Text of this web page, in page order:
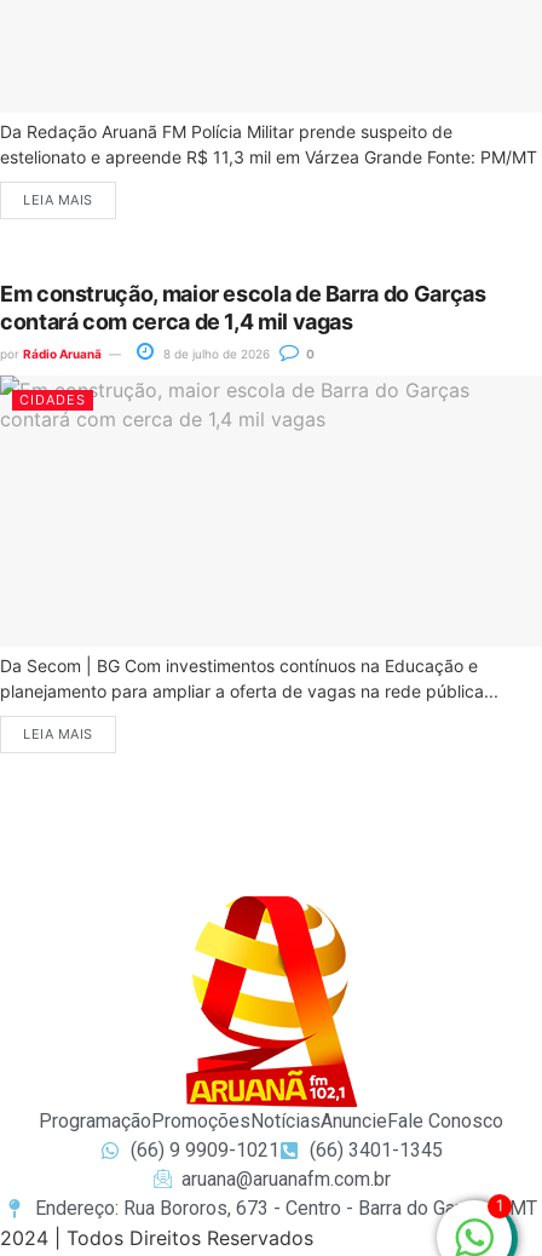
Da Redação Aruanã FM Polícia Militar prende suspeito de
estelionato e apreende R$ 11,3 mil em Várzea Grande Fonte: PM/MT
LEIA MAIS
Em construção, maior escola de Barra do Garças
contará com cerca de 1,4 mil vagas
por Rádio Aruanã 8 de julho de 2026 0
CIDADES
Da Secom | BG Com investimentos contínuos na Educação e
planejamento para ampliar a oferta de vagas na rede pública...
LEIA MAIS
Programação Promoções NotíciasAnuncie Fale Conosco
(66) 9 9909-1021
(66) 3401-1345
aruana@aruanafm.com.br
Endereço: Rua Bororos, 673 - Centro - Barra do Garças / MT
2024 | Todos Direitos Reservados
1